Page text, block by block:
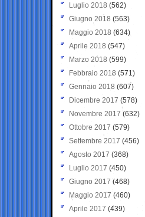
Luglio 2018 (562)
Giugno 2018 (563)
Maggio 2018 (634)
Aprile 2018 (547)
Marzo 2018 (599)
Febbraio 2018 (571)
Gennaio 2018 (607)
Dicembre 2017 (578)
Novembre 2017 (632)
Ottobre 2017 (579)
Settembre 2017 (456)
Agosto 2017 (368)
Luglio 2017 (450)
Giugno 2017 (468)
Maggio 2017 (460)
Aprile 2017 (439)